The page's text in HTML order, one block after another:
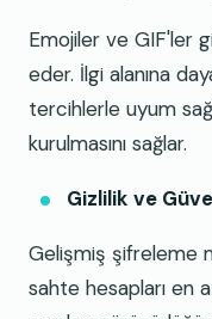
Emojiler ve GIF'ler
eder. İlgi alanına
tercihlerle uyum
kurulmasını sağlar.
Gizlilik ve
Gelişmiş şifreleme
sahte hesapları en